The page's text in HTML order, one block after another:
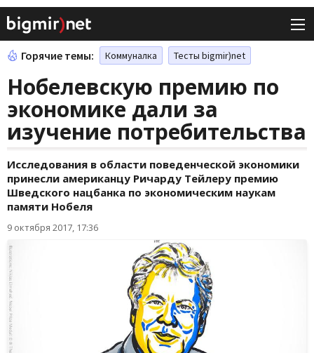
Горячие темы: Коммуналка Тесты bigmir)net
Нобелевскую премию по
экономике дали за
изучение потребительства
Исследования в области поведенческой экономики
принесли американцу Ричарду Тейлеру премию
Шведского нацбанка по экономическим наукам
памяти Нобеля
9 октября 2017, 17:36